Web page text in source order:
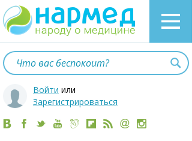
Войти или
Зарегистрироваться